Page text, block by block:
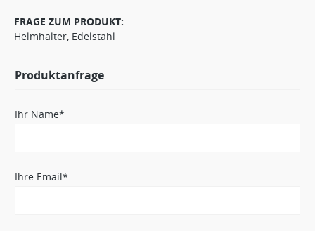
FRAGE ZUM PRODUKT:
Helmhalter, Edelstahl
Produktanfrage
Ihr Name*
Ihre Email*